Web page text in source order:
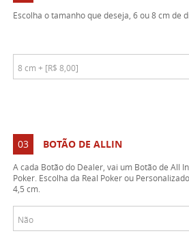
Escolha o tamanho que deseja, 6 ou 8 cm de
03 BOTÃO DE ALLIN
A cada Botão do Dealer, vai um Botão de All
Poker. Escolha da Real Poker ou
4,5 cm.